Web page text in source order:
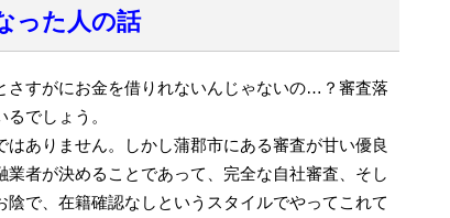
った人の話
さすがにお金を借りれないんじゃないの…？審査落
でしょう。
ありません。しかし蒲郡市にある審査が甘い優良
者が決めることであって、完全な自社審査、そし
で、在籍確認なしというスタイルでやってこれて